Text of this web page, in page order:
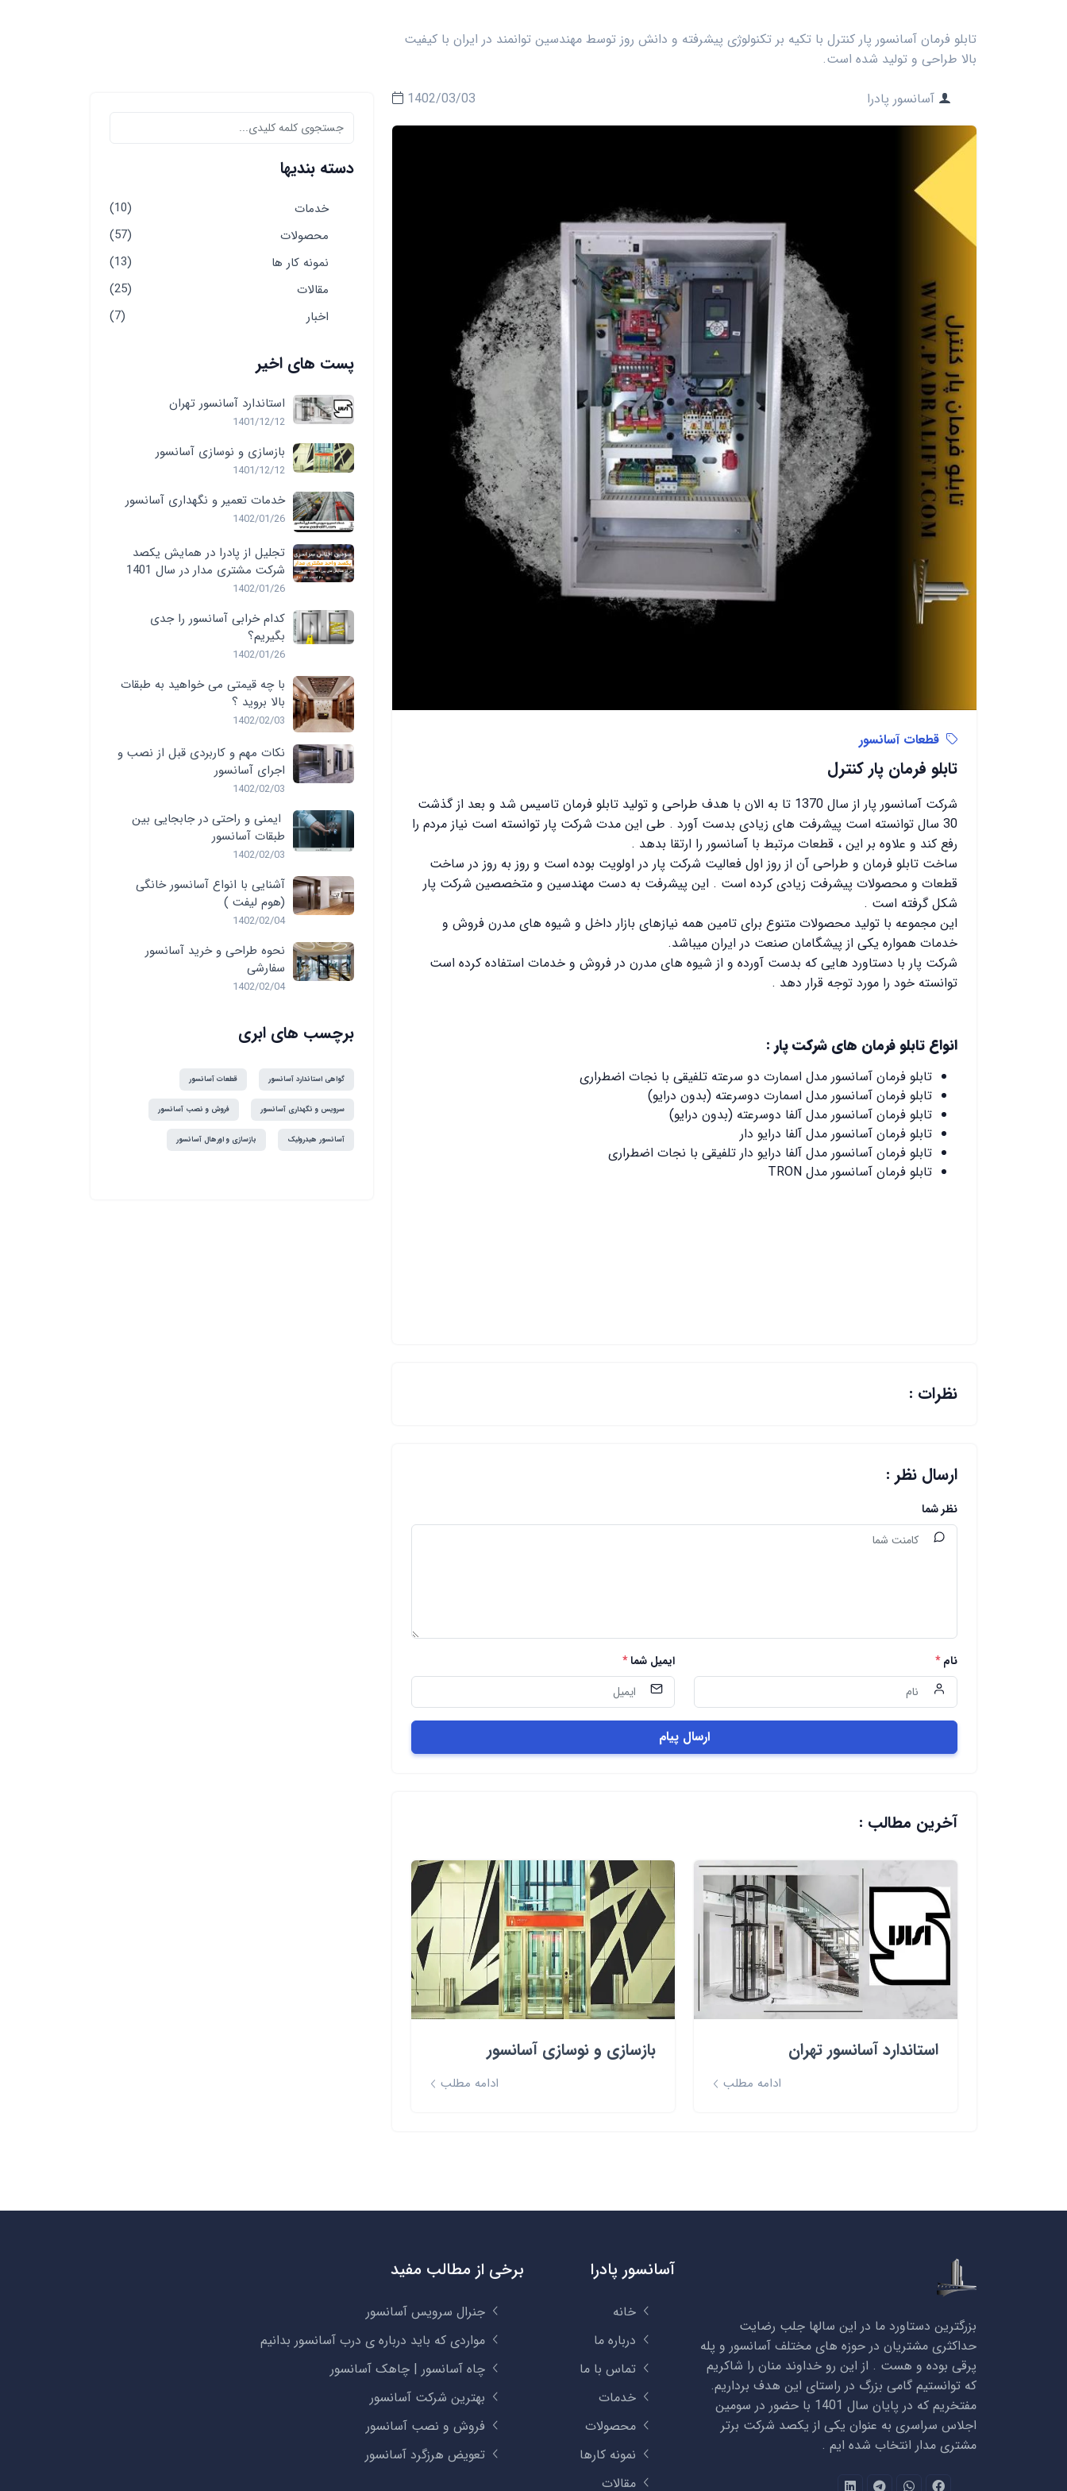
تابلو فرمان آسانسور پار کنترل با تکیه بر تکنولوژی پیشرفته و دانش روز توسط مهندسین توانمند در ایران با کیفیت
بالا طراحی و تولید شده است.
آسانسور پادرا
1402/03/03
قطعات آسانسور
تابلو فرمان پار کنترل
شرکت آسانسور پار از سال 1370 تا به الان با هدف طراحی و تولید تابلو فرمان تاسیس شد و بعد از گذشت
30 سال توانسته است پیشرفت های زیادی بدست آورد . طی این مدت شرکت پار توانسته است نیاز مردم را
رفع کند و علاوه بر این ، قطعات مرتبط با آسانسور را ارتقا بدهد .
ساخت تابلو فرمان و طراحی آن از روز اول فعالیت شرکت پار در اولویت بوده است و روز به روز در ساخت
قطعات و محصولات پیشرفت زیادی کرده است . این پیشرفت به دست مهندسین و متخصصین شرکت پار
شکل گرفته است .
این مجموعه با تولید محصولات متنوع برای تامین همه نیازهای بازار داخل و شیوه های مدرن فروش و
خدمات همواره یکی از پیشگامان صنعت در ایران میباشد.
شرکت پار با دستاورد هایی که بدست آورده و از شیوه های مدرن در فروش و خدمات استفاده کرده است
توانسته خود را مورد توجه قرار دهد .
انواع تابلو فرمان های شرکت پار :
تابلو فرمان آسانسور مدل اسمارت دو سرعته تلفیقی با نجات اضطراری
تابلو فرمان آسانسور مدل اسمارت دوسرعته (بدون درایو)
تابلو فرمان آسانسور مدل آلفا دوسرعته (بدون درایو)
تابلو فرمان آسانسور مدل آلفا درایو دار
تابلو فرمان آسانسور مدل آلفا درایو دار تلفیقی با نجات اضطراری
تابلو فرمان آسانسور مدل TRON
نظرات :
ارسال نظر :
نظر شما
نام* ایمیل شما*
ارسال پیام
آخرین مطالب :
استاندارد آسانسور تهران
ادامه مطلب
بازسازی و نوسازی آسانسور
ادامه مطلب
دسته بندیها
خدمات
(10)
محصولات
(57)
نمونه کار ها
(13)
مقالات
(25)
اخبار
(7)
پست های اخیر
استاندارد آسانسور تهران
1401/12/12
بازسازی و نوسازی آسانسور
1401/12/12
خدمات تعمیر و نگهداری آسانسور
1402/01/26
تجلیل از پادرا در همایش یکصد
شرکت مشتری مدار در سال 1401
1402/01/26
کدام خرابی آسانسور را جدی
بگیریم؟
1402/01/26
با چه قیمتی می خواهید به طبقات
بالا بروید ؟
1402/02/03
نکات مهم و کاربردی قبل از نصب و
اجرای آسانسور
1402/02/03
ایمنی و راحتی در جابجایی بین
طبقات آسانسور
1402/02/03
آشنایی با انواع آسانسور خانگی
(هوم لیفت )
1402/02/04
نحوه طراحی و خرید آسانسور
سفارشی
1402/02/04
برچسب های ابری
گواهی استاندارد آسانسور قطعات آسانسور
سرویس و نگهداری آسانسور فروش و نصب آسانسور
آسانسور هیدرولیک بازسازی و اورهال آسانسور
بزرگترین دستاورد ما در این سالها جلب رضایت
حداکثری مشتریان در حوزه های مختلف آسانسور و پله
پرقی بوده و هست . از این رو خداوند منان را شاکریم
که توانستیم گامی بزرگ در راستای این هدف برداریم.
مفتخریم که در پایان سال 1401 با حضور در سومین
اجلاس سراسری به عنوان یکی از یکصد شرکت برتر
مشتری مدار انتخاب شده ایم .
آسانسور پادرا
خانه
درباره ما
تماس با ما
خدمات
محصولات
نمونه کارها
مقالات
برخی از مطالب مفید
جنرال سرویس آسانسور
مواردی که باید درباره ی درب آسانسور بدانیم
چاه آسانسور | چاهک آسانسور
بهترین شرکت آسانسور
فروش و نصب آسانسور
تعویض هرزگرد آسانسور